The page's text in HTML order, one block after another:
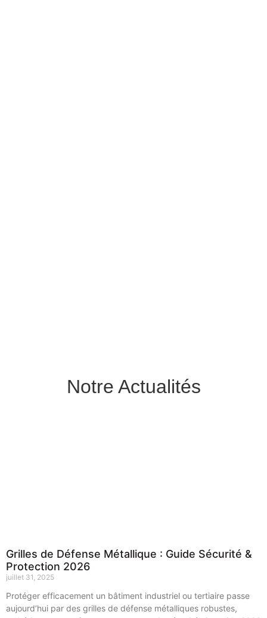
Notre Actualités
Grilles de Défense Métallique : Guide Sécurité &
Protection 2026
juillet 31, 2025
Protéger efficacement un bâtiment industriel ou tertiaire passe
aujourd’hui par des grilles de défense métalliques robustes,